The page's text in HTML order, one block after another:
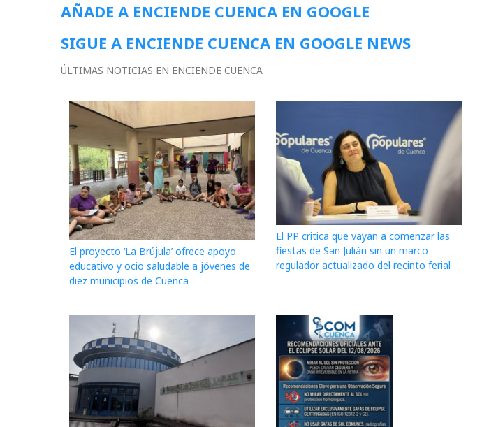
AÑADE A ENCIENDE CUENCA EN GOOGLE
SIGUE A ENCIENDE CUENCA EN GOOGLE NEWS
ÚLTIMAS NOTICIAS EN ENCIENDE CUENCA
El proyecto ‘La Brújula’ ofrece apoyo
educativo y ocio saludable a jóvenes de
diez municipios de Cuenca
El PP critica que vayan a comenzar las
fiestas de San Julián sin un marco
regulador actualizado del recinto ferial